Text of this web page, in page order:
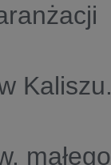
Kaliszu.
małego